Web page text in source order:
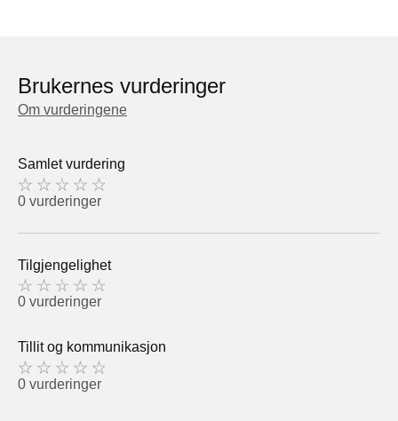
Brukernes vurderinger
Om vurderingene
Samlet vurdering
0 vurderinger
Tilgjengelighet
0 vurderinger
Tillit og kommunikasjon
0 vurderinger